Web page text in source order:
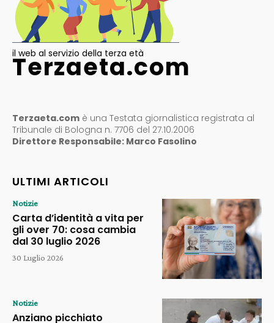
il web al servizio della terza età
Terzaeta.com
Terzaeta.com è una Testata giornalistica registrata al
Tribunale di Bologna n. 7706 del 27.10.2006
Direttore Responsabile: Marco Fasolino
ULTIMI ARTICOLI
Notizie
Carta d’identità a vita per
gli over 70: cosa cambia
dal 30 luglio 2026
30 Luglio 2026
Notizie
Anziano picchiato